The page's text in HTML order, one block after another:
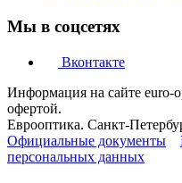
Мы в соцсетях
Вконтакте
Информация на сайте euro-
офертой.
Еврооптика. Санкт-
Официальные документы
персональных данных